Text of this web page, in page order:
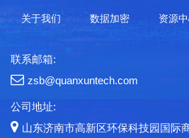
关于我们 数据加密 资源
联系邮箱:
zsb@quanxuntech.com
公司地址:
山东济南市高新区环保科技园国际